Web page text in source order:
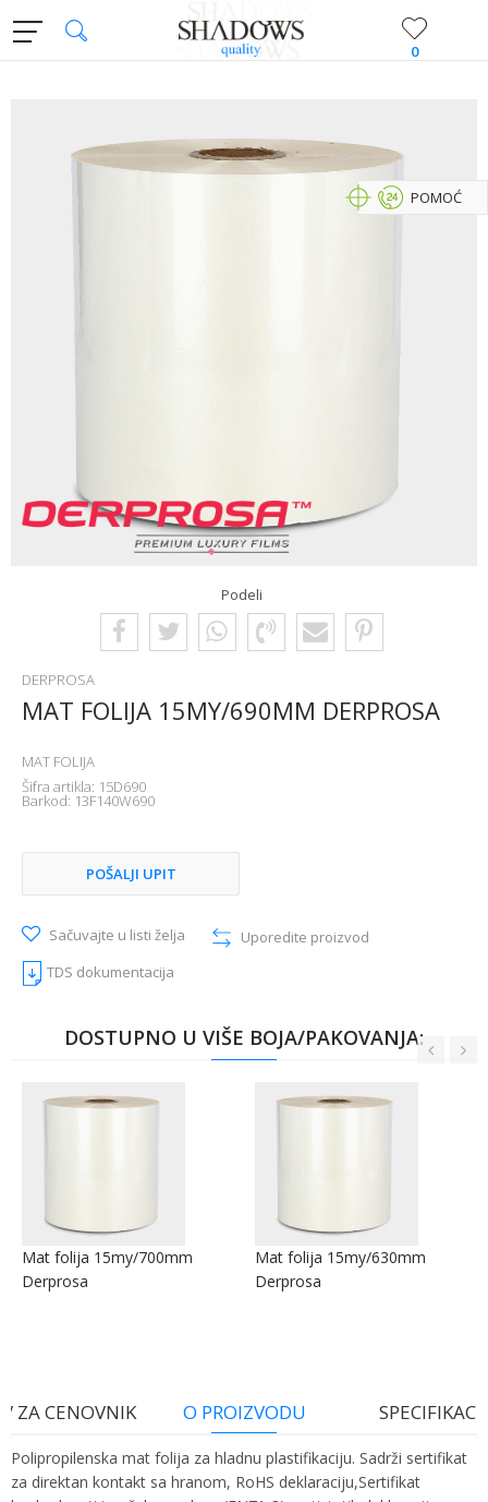
0
Podeli
DERPROSA
MAT FOLIJA 15MY/690MM DERPROSA
MAT FOLIJA
Šifra artikla: 15D690
Barkod: 13F140W690
POŠALJI UPIT
Sačuvajte u listi želja
Uporedite proizvod
TDS dokumentacija
POMOĆ
DOSTUPNO U VIŠE BOJA/PAKOVANJA:
Mat folija 15my/700mm
Derprosa
Mat folija 15my/630mm
Derprosa
ZA CENOVNIK O PROIZVODU
Polipropilenska mat folija za hladnu plastifikaciju. Sadrži sertifikat
za direktan kontakt sa hranom, RoHS deklaraciju,Sertifikat